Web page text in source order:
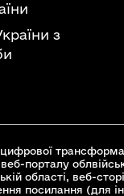
з
порталу
області, веб-
посилання (для